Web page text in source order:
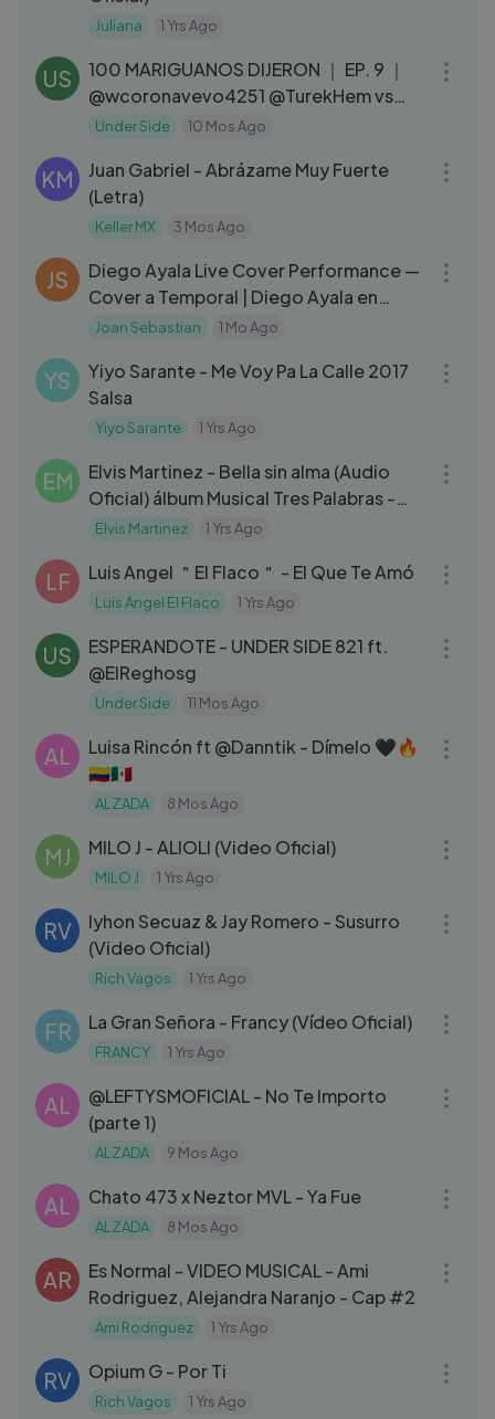
Juliana 1 Yrs Ago
US
100 MARIGUANOS DIJERON ｜ EP. 9 ｜
@wcoronavevo4251 @TurekHem vs
@UnderSide821
Under Side 10 Mos Ago
KM
Juan Gabriel - Abrázame Muy Fuerte
(Letra)
Keller MX 3 Mos Ago
JS
Diego Ayala Live Cover Performance —
Cover a Temporal | Diego Ayala en
Cover a Temporal
Joan Sebastian 1 Mo Ago
YS
Yiyo Sarante - Me Voy Pa La Calle 2017
Salsa
Yiyo Sarante 1 Yrs Ago
EM
Elvis Martinez - Bella sin alma (Audio
Oficial) álbum Musical Tres Palabras -
2002
Elvis Martinez 1 Yrs Ago
LF Luis Angel ＂El Flaco＂ - El Que Te Amó
Luis Angel El Flaco 1 Yrs Ago
US
ESPERANDOTE - UNDER SIDE 821 ft.
@ElReghosg
Under Side 11 Mos Ago
AL
Luisa Rincón ft ‪@Danntik‬ - Dímelo 🖤🔥
🇨🇴🇲🇽
ALZADA 8 Mos Ago
MJ MILO J - ALIOLI (Video Oficial)
MILO J 1 Yrs Ago
RV
Iyhon Secuaz & Jay Romero - Susurro
(Video Oficial)
Rich Vagos 1 Yrs Ago
FR La Gran Señora - Francy (Vídeo Oficial)
FRANCY 1 Yrs Ago
AL
‪@LEFTYSMOFICIAL‬ - No Te Importo
(parte 1)
ALZADA 9 Mos Ago
AL Chato 473 x Neztor MVL - Ya Fue
ALZADA 8 Mos Ago
AR
Es Normal - VIDEO MUSICAL - Ami
Rodriguez, Alejandra Naranjo - Cap #2
Ami Rodriguez 1 Yrs Ago
RV Opium G - Por Ti
Rich Vagos 1 Yrs Ago